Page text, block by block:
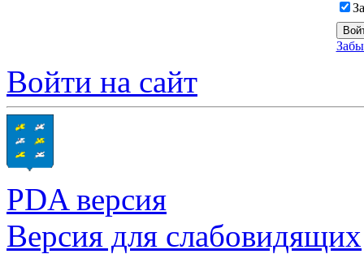
Войти на сайт
PDA версия
Версия для слабовидящих